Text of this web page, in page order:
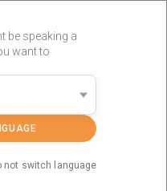
be speaking a
want to
not switch language